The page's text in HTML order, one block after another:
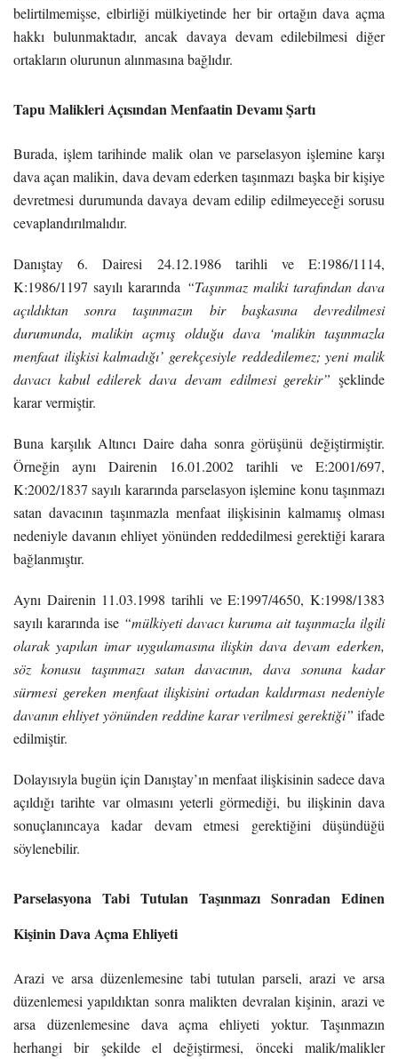
belirtilmemişse, elbirliği mülkiyetinde her bir ortağın dava açma
hakkı bulunmaktadır, ancak davaya devam edilebilmesi diğer
ortakların olurunun alınmasına bağlıdır.
Tapu Malikleri Açısından Menfaatin Devamı Şartı
Burada, işlem tarihinde malik olan ve parselasyon işlemine karşı
dava açan malikin, dava devam ederken taşınmazı başka bir kişiye
devretmesi durumunda davaya devam edilip edilmeyeceği sorusu
cevaplandırılmalıdır.
Danıştay 6. Dairesi 24.12.1986 tarihli ve E:1986/1114,
K:1986/1197 sayılı kararında “Taşınmaz maliki tarafından dava
açıldıktan sonra taşınmazın bir başkasına devredilmesi
durumunda, malikin açmış olduğu dava ‘malikin taşınmazla
menfaat ilişkisi kalmadığı’ gerekçesiyle reddedilemez; yeni malik
davacı kabul edilerek dava devam edilmesi gerekir” şeklinde
karar vermiştir.
Buna karşılık Altıncı Daire daha sonra görüşünü değiştirmiştir.
Örneğin aynı Dairenin 16.01.2002 tarihli ve E:2001/697,
K:2002/1837 sayılı kararında parselasyon işlemine konu taşınmazı
satan davacının taşınmazla menfaat ilişkisinin kalmamış olması
nedeniyle davanın ehliyet yönünden reddedilmesi gerektiği karara
bağlanmıştır.
Aynı Dairenin 11.03.1998 tarihli ve E:1997/4650, K:1998/1383
sayılı kararında ise “mülkiyeti davacı kuruma ait taşınmazla ilgili
olarak yapılan imar uygulamasına ilişkin dava devam ederken,
söz konusu taşınmazı satan davacının, dava sonuna kadar
sürmesi gereken menfaat ilişkisini ortadan kaldırması nedeniyle
davanın ehliyet yönünden reddine karar verilmesi gerektiği” ifade
edilmiştir.
Dolayısıyla bugün için Danıştay’ın menfaat ilişkisinin sadece dava
açıldığı tarihte var olmasını yeterli görmediği, bu ilişkinin dava
sonuçlanıncaya kadar devam etmesi gerektiğini düşündüğü
söylenebilir.
Parselasyona Tabi Tutulan Taşınmazı Sonradan Edinen
Kişinin Dava Açma Ehliyeti
Arazi ve arsa düzenlemesine tabi tutulan parseli, arazi ve arsa
düzenlemesi yapıldıktan sonra malikten devralan kişinin, arazi ve
arsa düzenlemesine dava açma ehliyeti yoktur. Taşınmazın
herhangi bir şekilde el değiştirmesi, önceki malik/malikler